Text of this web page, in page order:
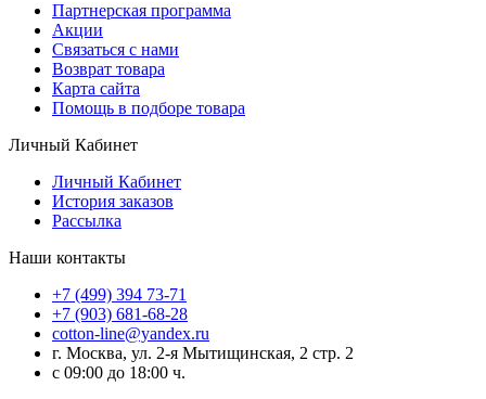
Партнерская программа
Акции
Связаться с нами
Возврат товара
Карта сайта
Помощь в подборе товара
Личный Кабинет
Личный Кабинет
История заказов
Рассылка
Наши контакты
+7 (499) 394 73-71
+7 (903) 681-68-28
cotton-line@yandex.ru
г. Москва, ул. 2-я Мытищинская, 2 стр. 2
с 09:00 до 18:00 ч.